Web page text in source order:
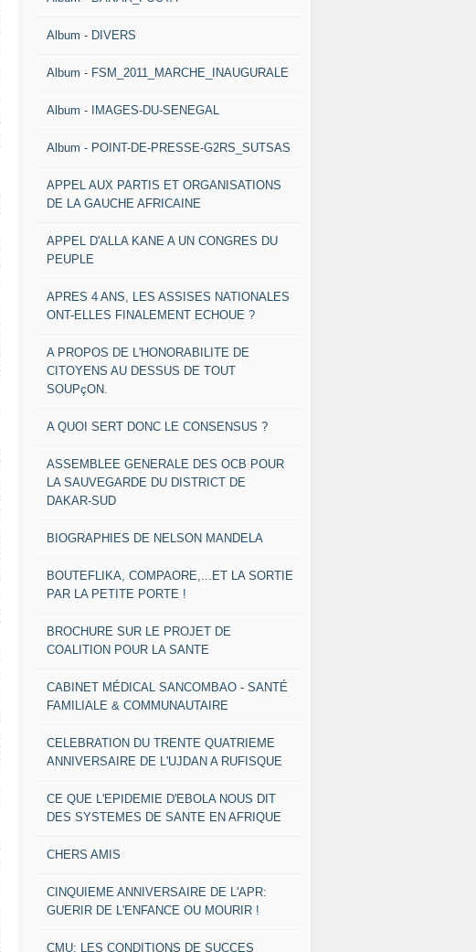
Album - DIVERS
Album - FSM_2011_MARCHE_INAUGURALE
Album - IMAGES-DU-SENEGAL
Album - POINT-DE-PRESSE-G2RS_SUTSAS
APPEL AUX PARTIS ET ORGANISATIONS
DE LA GAUCHE AFRICAINE
APPEL D'ALLA KANE A UN CONGRES DU
PEUPLE
APRES 4 ANS, LES ASSISES NATIONALES
ONT-ELLES FINALEMENT ECHOUE ?
A PROPOS DE L'HONORABILITE DE
CITOYENS AU DESSUS DE TOUT
SOUPçON.
A QUOI SERT DONC LE CONSENSUS ?
ASSEMBLEE GENERALE DES OCB POUR
LA SAUVEGARDE DU DISTRICT DE
DAKAR-SUD
BIOGRAPHIES DE NELSON MANDELA
BOUTEFLIKA, COMPAORE,...ET LA SORTIE
PAR LA PETITE PORTE !
BROCHURE SUR LE PROJET DE
COALITION POUR LA SANTE
CABINET MÉDICAL SANCOMBAO - SANTÉ
FAMILIALE & COMMUNAUTAIRE
CELEBRATION DU TRENTE QUATRIEME
ANNIVERSAIRE DE L'UJDAN A RUFISQUE
CE QUE L'EPIDEMIE D'EBOLA NOUS DIT
DES SYSTEMES DE SANTE EN AFRIQUE
CHERS AMIS
CINQUIEME ANNIVERSAIRE DE L'APR:
GUERIR DE L'ENFANCE OU MOURIR !
CMU: LES CONDITIONS DE SUCCES